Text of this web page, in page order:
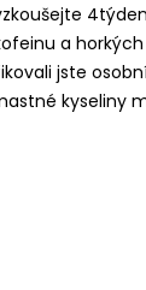
a
jste
kyseliny